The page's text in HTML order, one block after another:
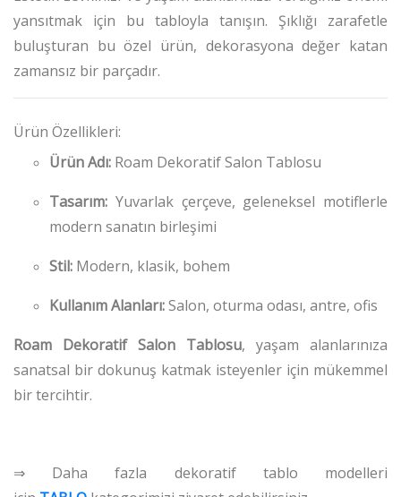
yansıtmak için bu tabloyla tanışın.
Şıklığı zarafetle
buluşturan bu özel ürün, dekorasyona değer katan
zamansız bir parçadır.
Ürün Özellikleri:
Ürün Adı: Roam Dekoratif Salon Tablosu
Tasarım: Yuvarlak çerçeve, geleneksel motiflerle
modern sanatın birleşimi
Stil: Modern, klasik, bohem
Kullanım Alanları:Salon, oturma odası, antre, ofis
Roam Dekoratif Salon Tablosu, yaşam alanlarınıza
sanatsal bir dokunuş katmak isteyenler için mükemmel
bir tercihtir.
⇒ Daha fazla dekoratif tablo modelleri